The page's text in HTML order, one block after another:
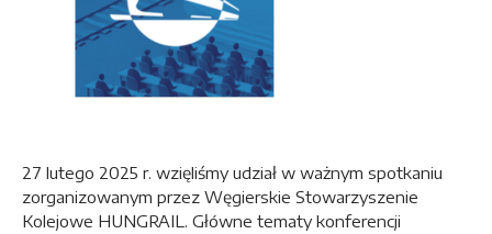
27 lutego 2025 r. wzięliśmy udział w ważnym spotkaniu
zorganizowanym przez Węgierskie Stowarzyszenie
Kolejowe HUNGRAIL. Główne tematy konferencji